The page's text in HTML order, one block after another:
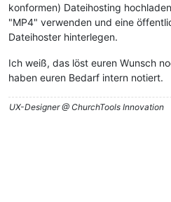
konformen) Dateihosting
"MP4" verwenden und eine
Dateihoster hinterlegen.
Ich weiß, das löst euren Wunsch
haben euren Bedarf intern notiert.
UX-Designer @ ChurchTools Innovation